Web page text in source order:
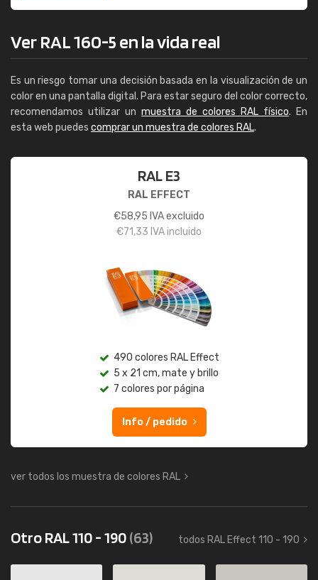
Ver RAL 160-5 en la vida real
Es un riesgo tomar una decisión basada en la visualización de un
color en una pantalla digital. Para estar seguro del color correcto,
recomendamos utilizar un muestra de colores RAL físico. En
esta web puedes comprar un muestra de colores RAL.
RAL E3
RAL EFFECT
€58,95 IVA excluido
€71,33 IVA incluido
490 colores RAL Effect
5 x 21 cm, mate y brillo
7 colores por página
Info / pedido
ver todos los muestra de colores RAL
Otro RAL 110 - 190(63) todos RAL Effect 110 - 190